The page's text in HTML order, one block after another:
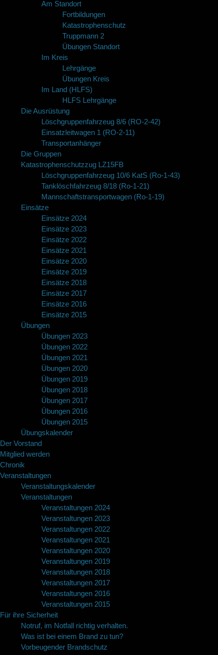
Am Standort
Fortbildungen
Katastrophenschutz
Truppmann 2
Übungen Standort
Im Kreis
Lehrgänge
Übungen Kreis
Im Land (HLFS)
HLFS Lehrgänge
Die Ausrüstung
Löschgruppenfahrzeug 8/6 (RO-2-42)
Einsatzleitwagen 1 (RO-2-11)
Transportanhänger
Die Gruppen
Katastrophenschutzzug LZ15FB
Löschgruppenfahrzeug 10/6 KatS (Ro-1-43)
Tanklöschfahrzeug 8/18 (Ro-1-21)
Mannschaftstransportwagen (Ro-1-19)
Einsätze
Einsätze 2024
Einsätze 2023
Einsätze 2022
Einsätze 2021
Einsätze 2020
Einsätze 2019
Einsätze 2018
Einsätze 2017
Einsätze 2016
Einsätze 2015
Übungen
Übungen 2023
Übungen 2022
Übungen 2021
Übungen 2020
Übungen 2019
Übungen 2018
Übungen 2017
Übungen 2016
Übungen 2015
Übungskalender
Der Vorstand
Mitglied werden
Chronik
Veranstaltungen
Veranstaltungskalender
Veranstaltungen
Veranstaltungen 2024
Veranstaltungen 2023
Veranstaltungen 2022
Veranstaltungen 2021
Veranstaltungen 2020
Veranstaltungen 2019
Veranstaltungen 2018
Veranstaltungen 2017
Veranstaltungen 2016
Veranstaltungen 2015
Für ihre Sicherheit
Notruf, im Notfall richtig verhalten.
Was ist bei einem Brand zu tun?
Vorbeugender Brandschutz